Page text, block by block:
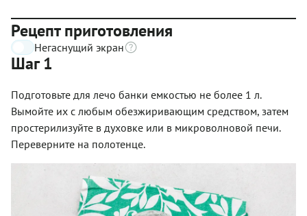
Рецепт приготовления
Негаснущий экран
Шаг 1
Подготовьте для лечо банки емкостью не более 1 л.
Вымойте их с любым обезжиривающим средством, затем
простерилизуйте в духовке или в микроволновой печи.
Переверните на полотенце.